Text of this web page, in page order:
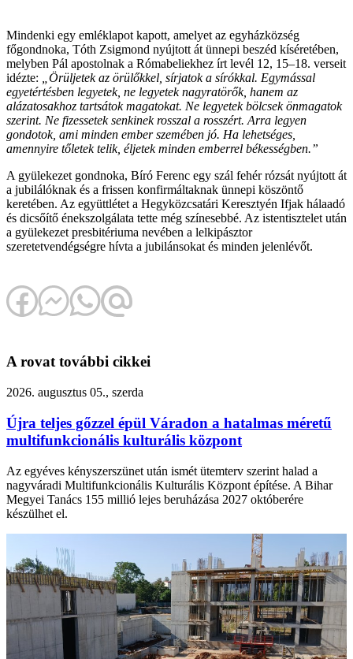
Mindenki egy emléklapot kapott, amelyet az egyházközség
főgondnoka, Tóth Zsigmond nyújtott át ünnepi beszéd kíséretében,
melyben Pál apostolnak a Rómabeliekhez írt levél 12, 15–18. verseit
idézte:
„Örüljetek az örülőkkel, sírjatok a sírókkal. Egymással
egyetértésben legyetek, ne legyetek nagyratörők, hanem az
alázatosakhoz tartsátok magatokat. Ne legyetek bölcsek önmagatok
szerint. Ne fizessetek senkinek rosszal a rosszért. Arra legyen
gondotok, ami minden ember szemében jó. Ha lehetséges,
amennyire tőletek telik, éljetek minden emberrel békességben.”
A gyülekezet gondnoka, Bíró Ferenc egy szál fehér rózsát nyújtott át
a jubilálóknak és a frissen konfirmáltaknak ünnepi köszöntő
keretében. Az együttlétet a Hegyközcsatári Keresztyén Ifjak hálaadó
és dicsőítő énekszolgálata tette még színesebbé. Az istentisztelet után
a gyülekezet presbitériuma nevében a lelkipásztor
szeretetvendégségre hívta a jubilánsokat és minden jelenlévőt.
A rovat további cikkei
2026. augusztus 05., szerda
Újra teljes gőzzel épül Váradon a hatalmas méretű
multifunkcionális kulturális központ
Az egyéves kényszerszünet után ismét ütemterv szerint halad a
nagyváradi Multifunkcionális Kulturális Központ építése. A Bihar
Megyei Tanács 155 millió lejes beruházása 2027 októberére
készülhet el.